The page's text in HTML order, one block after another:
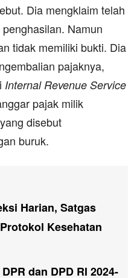
Dia mengklaim telah
Namun
tidak memiliki bukti. Dia
pajaknya,
Internal Revenue Service
pajak milik
disebut
buruk.
Harian, Satgas
Kesehatan
dan DPD RI 2024-